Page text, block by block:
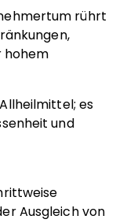
rührt
hohem
es
und
Ausgleich von